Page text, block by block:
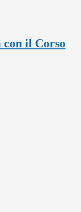
con il Corso